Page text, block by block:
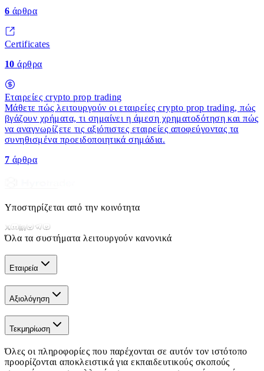
6 άρθρα
Certificates
10 άρθρα
Εταιρείες crypto prop trading
Μάθετε πώς λειτουργούν οι εταιρείες crypto prop trading, πώς
βγάζουν χρήματα, τι σημαίνει η άμεση χρηματοδότηση και πώς
να αναγνωρίζετε τις αξιόπιστες εταιρείες αποφεύγοντας τα
συνηθισμένα προειδοποιητικά σημάδια.
7 άρθρα
Υποστηρίζεται από την κοινότητα
Όλα τα συστήματα λειτουργούν κανονικά
Εταιρεία
Αξιολόγηση
Τεκμηρίωση
Όλες οι πληροφορίες που παρέχονται σε αυτόν τον ιστότοπο
προορίζονται αποκλειστικά για εκπαιδευτικούς σκοπούς